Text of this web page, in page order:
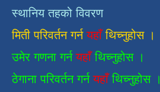
स्थानिय तहको विवरण
मिती परिवर्तन गर्न यहाँ थिच्नुहोस ।
उमेर गणना गर्नयहाँथिच्नुहोस ।
ठेगाना परिवर्तन गर्नयहाँ थिच्नुहोस ।